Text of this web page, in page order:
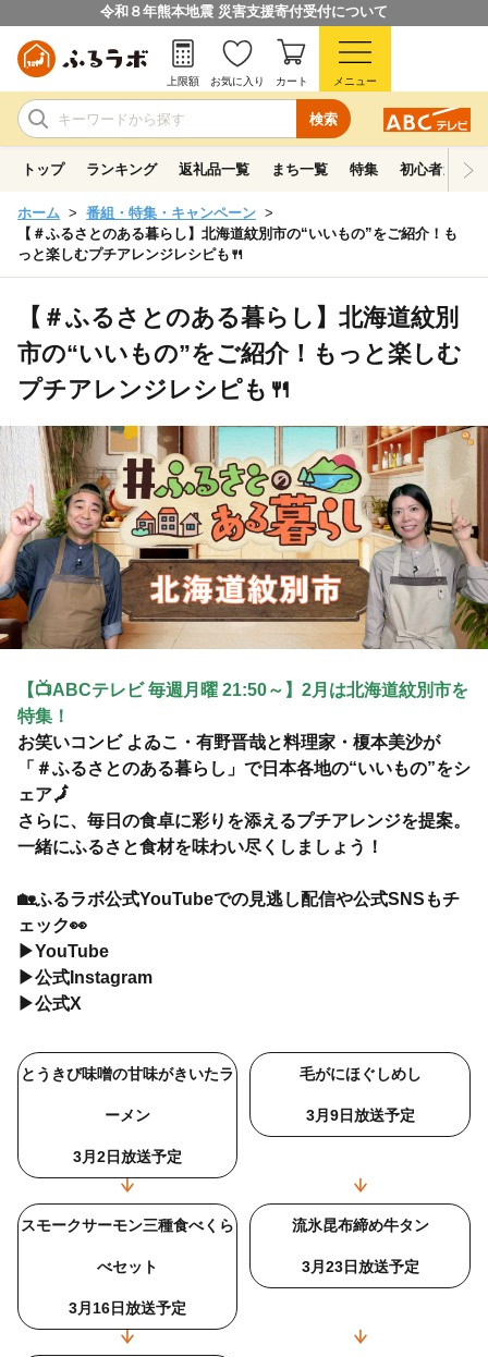
令和８年熊本地震 災害支援寄付受付について
検索
上限額 お気に入り カート メニュー
トップ ランキング 返礼品一覧 まち一覧 特集 初心者ガイド
ホーム
番組・特集・キャンペーン
【＃ふるさとのある暮らし】北海道紋別市の“いいもの”をご紹介！も
っと楽しむプチアレンジレシピも🍴
【＃ふるさとのある暮らし】北海道紋別
市の“いいもの”をご紹介！もっと楽しむ
プチアレンジレシピも🍴
【📺ABCテレビ 毎週月曜 21:50～】2月は北海道紋別市を
特集！
お笑いコンビ よゐこ・有野晋哉と料理家・榎本美沙が
「＃ふるさとのある暮らし」で日本各地の“いいもの”をシ
ェア🗾
さらに、毎日の食卓に彩りを添えるプチアレンジを提案。
一緒にふるさと食材を味わい尽くしましょう！
🏡ふるラボ公式YouTubeでの見逃し配信や公式SNSもチ
ェック👀
▶YouTube
▶公式Instagram
▶公式X
とうきび味噌の甘味がきいたラ
ーメン
3月2日放送予定
毛がにほぐしめし
3月9日放送予定
スモークサーモン三種食べくら
べセット
3月16日放送予定
流氷昆布締め牛タン
3月23日放送予定